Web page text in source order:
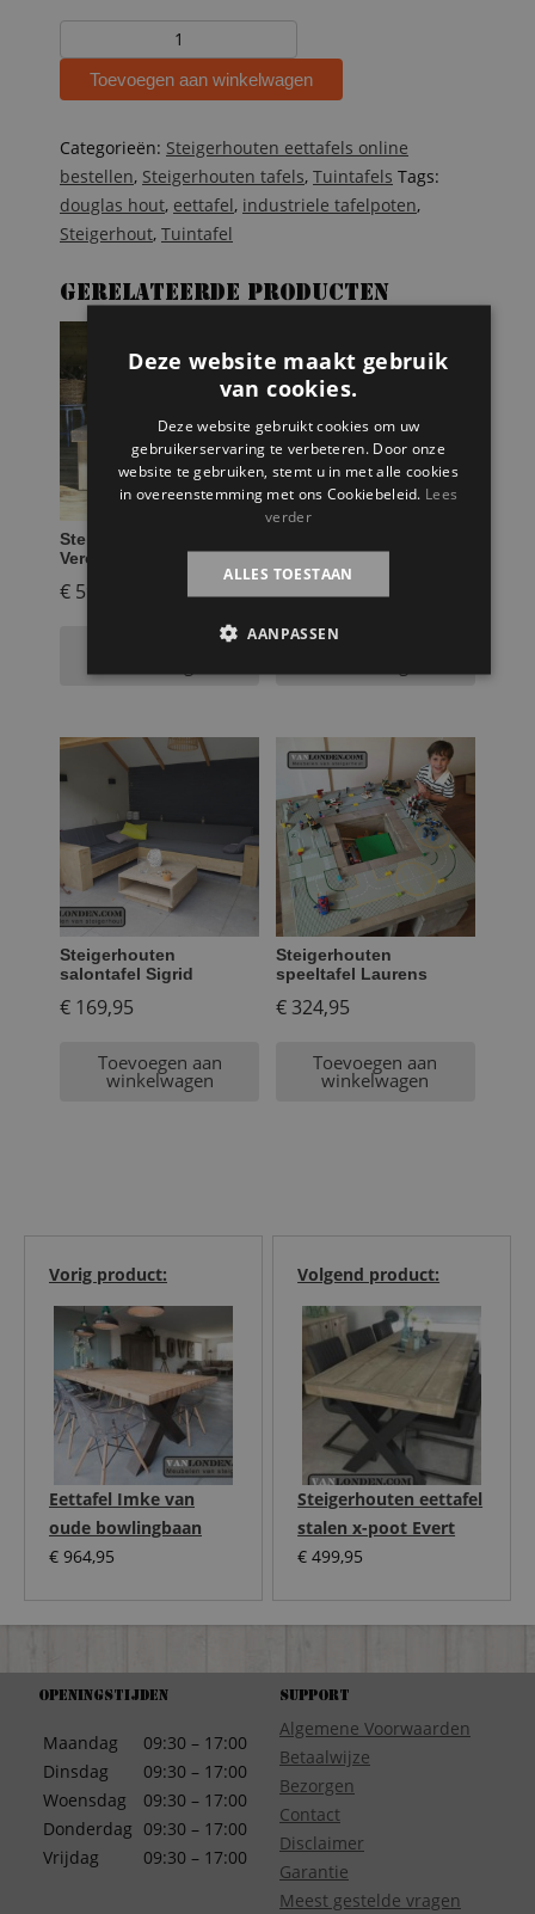
van
Douglas
Kim
aantal
Toevoegen aan winkelwagen
Categorieën: Steigerhouten eettafels online
bestellen, Steigerhouten tafels, Tuintafels Tags:
douglas hout, eettafel, industriele tafelpoten,
Steigerhout, Tuintafel
Gerelateerde producten
Steigerhouten vuurtafel
Veronique
€ 599,95
Toevoegen aan
salontafel op wielen Ger
€199,95
Toevoegen aan
Steigerhouten
salontafel Sigrid
€ 169,95
Toevoegen aan
winkelwagen
Steigerhouten
speeltafel Laurens
€324,95
Toevoegen aan
winkelwagen
Volgend product:
Steigerhouten eettafel
stalen x-poot Evert
€ 499,95
Vorig product:
Eettafel Imke van
oude bowlingbaan
€ 964,95
Openingstijden
Maandag
Dinsdag
Woensdag
Donderdag
Vrijdag
09:30 – 17:00
09:30 – 17:00
09:30 – 17:00
09:30 – 17:00
09:30 – 17:00
Support
Algemene Voorwaarden
Betaalwijze
Bezorgen
Contact
Disclaimer
Garantie
Meest gestelde vragen
Deze website maakt gebruik
van cookies.
Deze website gebruikt cookies om uw
gebruikerservaring te verbeteren. Door onze
website te gebruiken, stemt u in met alle cookies
in overeenstemming met ons Cookiebeleid. Lees
verder
ALLES TOESTAAN
AANPASSEN